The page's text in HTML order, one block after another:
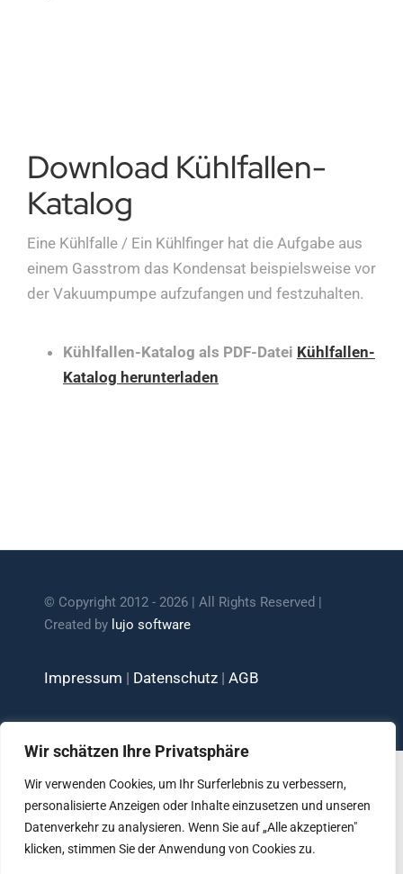
Wir schätzen Ihre Privatsphäre
Wir verwenden Cookies, um Ihr Surferlebnis zu verbessern,
personalisierte Anzeigen oder Inhalte einzusetzen und unseren
Datenverkehr zu analysieren. Wenn Sie auf „Alle akzeptieren"
klicken, stimmen Sie der Anwendung von Cookies zu.
Download Kühlfallen-
Katalog
Eine Kühlfalle / Ein Kühlfinger hat die Aufgabe aus
einem Gasstrom das Kondensat beispielsweise vor
der Vakuumpumpe aufzufangen und festzuhalten.
Kühlfallen-Katalog als PDF-Datei Kühlfallen-
Katalog herunterladen
© Copyright 2012 - 2026 | All Rights Reserved |
Created by lujo software
Impressum | Datenschutz |AGB